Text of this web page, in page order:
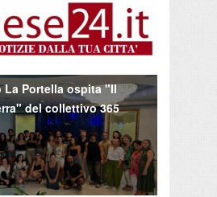
La Portella ospita "Il
del collettivo 365